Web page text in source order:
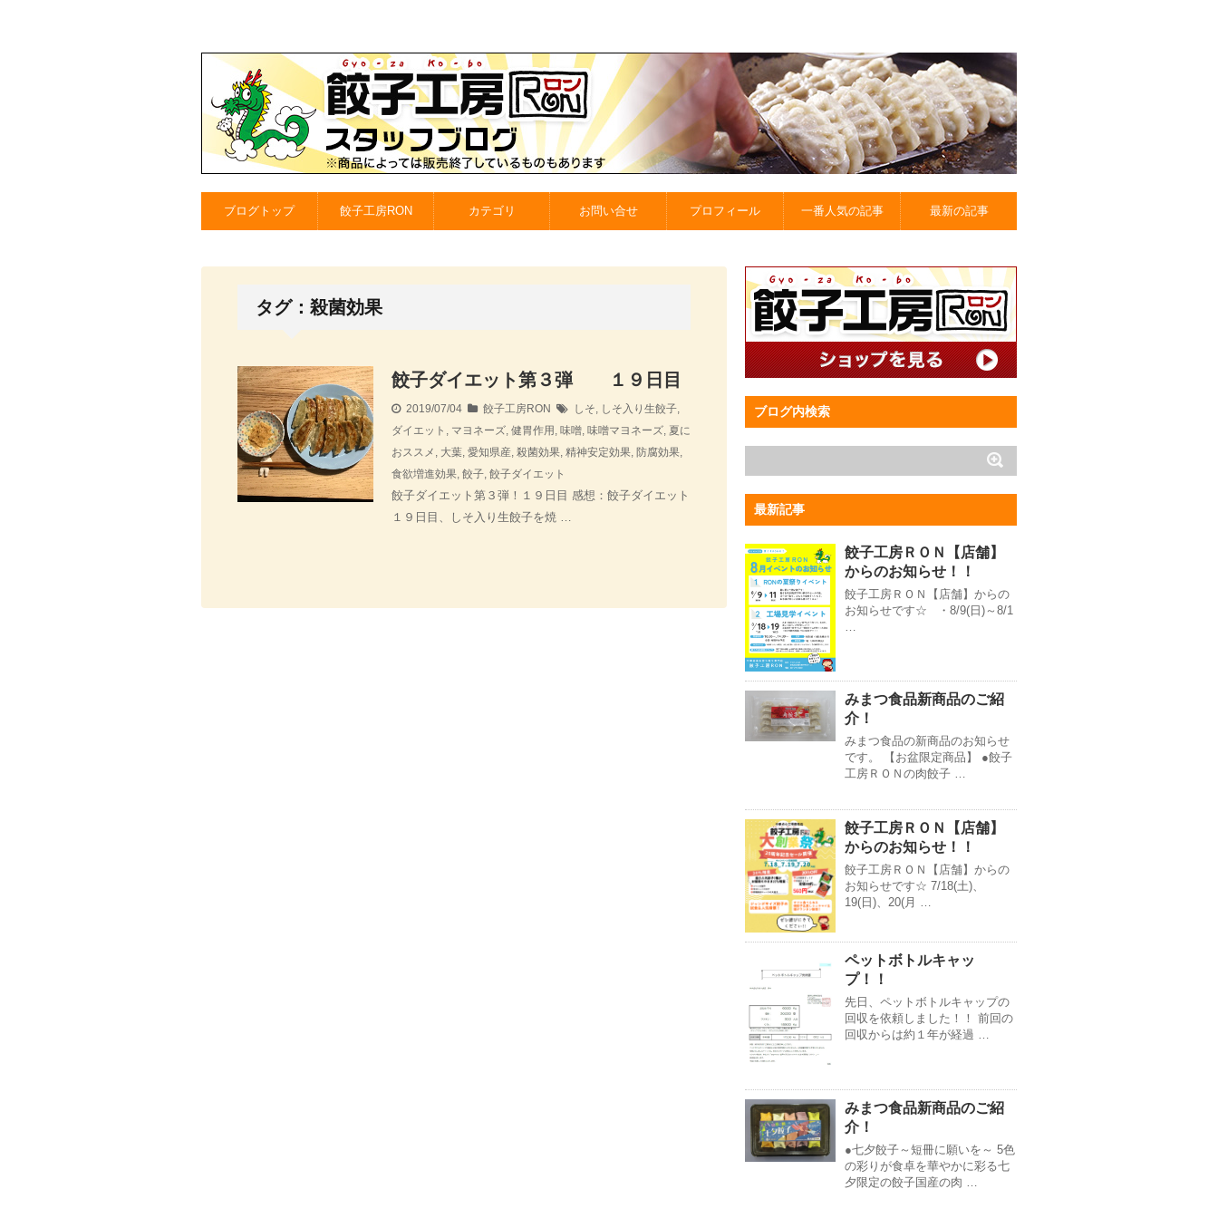
ブログトップ 餃子工房RON カテゴリ お問い合せ プロフィール 一番人気の記事 最新の記事
タグ：殺菌効果
餃子ダイエット第３弾 １９日目
2019/07/04 餃子工房RON しそ, しそ入り生餃子,
ダイエット , マヨネーズ, 健胃作用 , 味噌, 味噌マヨネーズ, 夏に
おススメ , 大葉, 愛知県産, 殺菌効果, 精神安定効果, 防腐効果,
食欲増進効果, 餃子, 餃子ダイエット
餃子ダイエット第３弾！１９日目 感想：餃子ダイエット
１９日目、しそ入り生餃子を焼 …
ブログ内検索
最新記事
餃子工房ＲＯＮ【店舗】
からのお知らせ！！
餃子工房ＲＯＮ【店舗】からの
お知らせです☆ ・8/9(日)～8/1
…
みまつ食品新商品のご紹
介！
みまつ食品の新商品のお知らせ
です。 【お盆限定商品】 ●餃子
工房ＲＯＮの肉餃子 …
餃子工房ＲＯＮ【店舗】
からのお知らせ！！
餃子工房ＲＯＮ【店舗】からの
お知らせです☆ 7/18(土)、
19(日)、20(月 …
ペットボトルキャッ
プ！！
先日、ペットボトルキャップの
回収を依頼しました！！ 前回の
回収からは約１年が経過 …
みまつ食品新商品のご紹
介！
●七夕餃子～短冊に願いを～ 5色
の彩りが食卓を華やかに彩る七
夕限定の餃子国産の肉 …